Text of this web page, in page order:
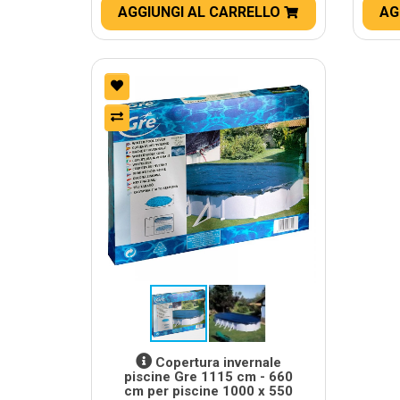
AGGIUNGI AL CARRELLO
Copertura invernale
piscine Gre 1115 cm - 660
cm per piscine 1000 x 550